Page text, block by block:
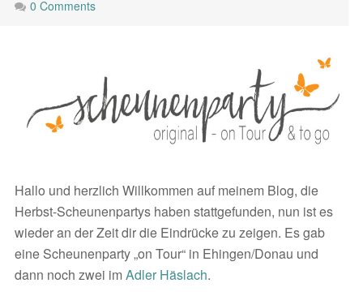
0 Comments
Hallo und herzlich Willkommen auf meinem Blog, die
Herbst-Scheunenpartys haben stattgefunden, nun ist es
wieder an der Zeit dir die Eindrücke zu zeigen. Es gab
eine Scheunenparty „on Tour“ in Ehingen/Donau und
dann noch zwei imAdler Häslach.